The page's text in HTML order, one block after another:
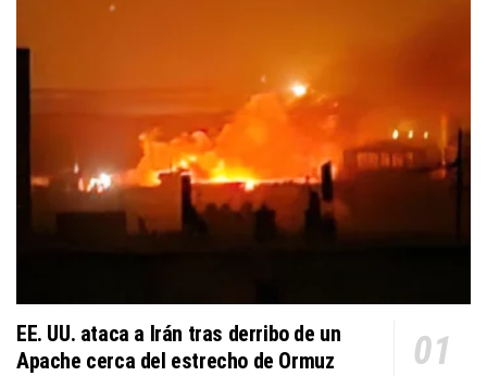
EE. UU. ataca a Irán tras derribo de un
Apache cerca del estrecho de Ormuz